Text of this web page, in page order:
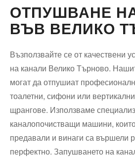
ОТПУШВАНЕ
ВЪВ ВЕЛИКО
Възползвайте се от качествени
на канали Велико Търново.
могат да отпушиат
тоалетни, сифони или
щрангове. Използваме
каналопочистващи машини,
предавали и винаги са вършели
перфектно. Запушването на